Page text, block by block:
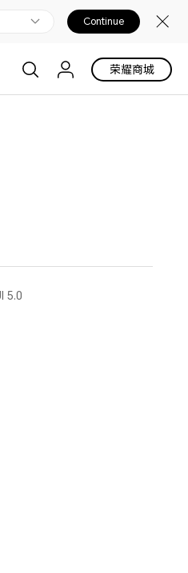
Continue
荣耀商城
5.0